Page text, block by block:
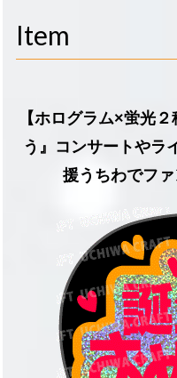
Item
【ホログラム×蛍光
う』コンサートやラ
援うちわでフ